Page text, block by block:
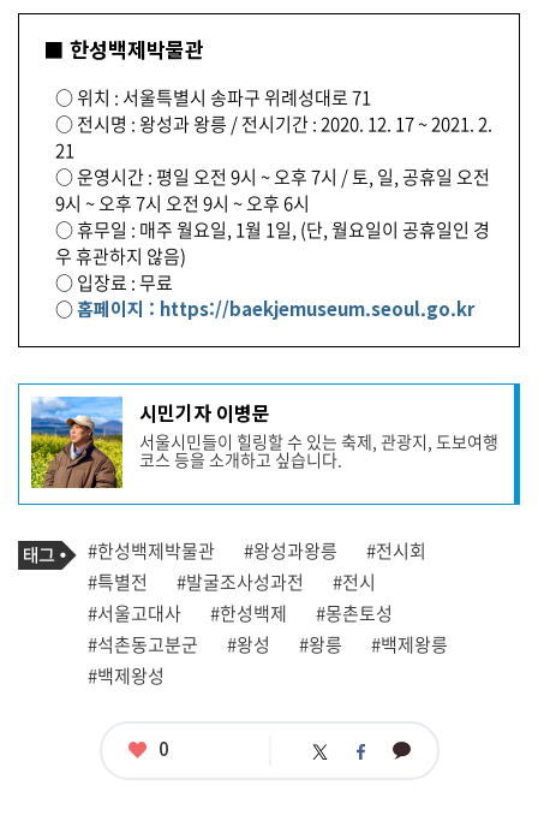
■ 한성백제박물관
○ 위치 : 서울특별시 송파구 위례성대로 71
○ 전시명 : 왕성과 왕릉 / 전시기간 : 2020. 12. 17 ~ 2021. 2.
21
○ 운영시간 : 평일 오전 9시 ~ 오후 7시 / 토, 일, 공휴일 오전
9시 ~ 오후 7시 오전 9시 ~ 오후 6시
○ 휴무일 : 매주 월요일, 1월 1일, (단, 월요일이 공휴일인 경
우 휴관하지 않음)
○ 입장료 : 무료
○홈페이지 : https://baekjemuseum.seoul.go.kr
기
사
작
성
자
프
필
시민기자 이병문
서울시민들이 힐링할 수 있는 축제, 관광지, 도보여행
코스 등을 소개하고 싶습니다.
기
사
관
련
태
그
태
그
#한성백제박물관 #왕성과왕릉
#전시회
#특별전
#발굴조사성과전
#전시
#서울고대사
#한성백제
#몽촌토성
#석촌동고분군
#왕성 #왕릉
#백제왕릉
#백제왕성
좋
0 트 페 카